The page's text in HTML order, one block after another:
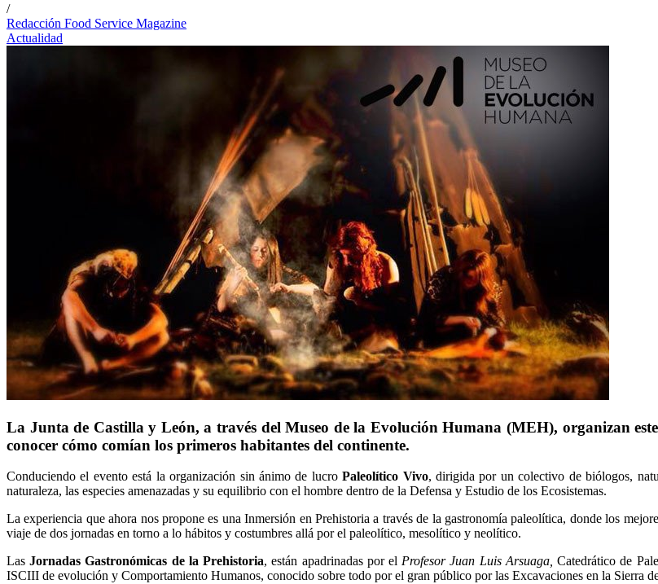
/
Redacción Food Service Magazine
Actualidad
La Junta de Castilla y León, a través del Museo de la Evolución Humana (MEH), organizan
conocer cómo comían los primeros habitantes del continente.
Conduciendo el evento está la organización sin ánimo de lucroPaleolítico Vivo, dirigida por un colectivo de biólogos,
naturaleza, las especies amenazadas y su equilibrio con el hombre dentro de la Defensa y Estudio de los Ecosistemas.
La experiencia que ahora nos propone es una Inmersión en Prehistoria a través de la gastronomía paleolítica, donde los
viaje de dos jornadas en torno a lo hábitos y costumbres allá por el paleolítico, mesolítico y neolítico.
LasJornadas Gastronómicas de la Prehistoria, están apadrinadas por el Profesor Juan Luis Arsuaga, Catedrático de
ISCIII de evolución y Comportamiento Humanos, conocido sobre todo por el gran público por las Excavaciones en la Sierra